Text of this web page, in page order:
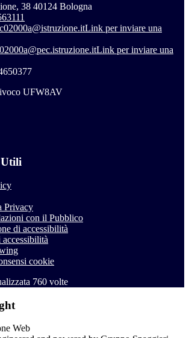
38 40124 Bologna
Link per inviare una
Link per inviare una
UFW8AV
Privacy
con il Pubblico
di accessibilità
cookie
760 volte